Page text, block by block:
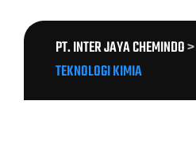
PT. INTER JAYA CHEMINDO>
TEKNOLOGI KIMIA